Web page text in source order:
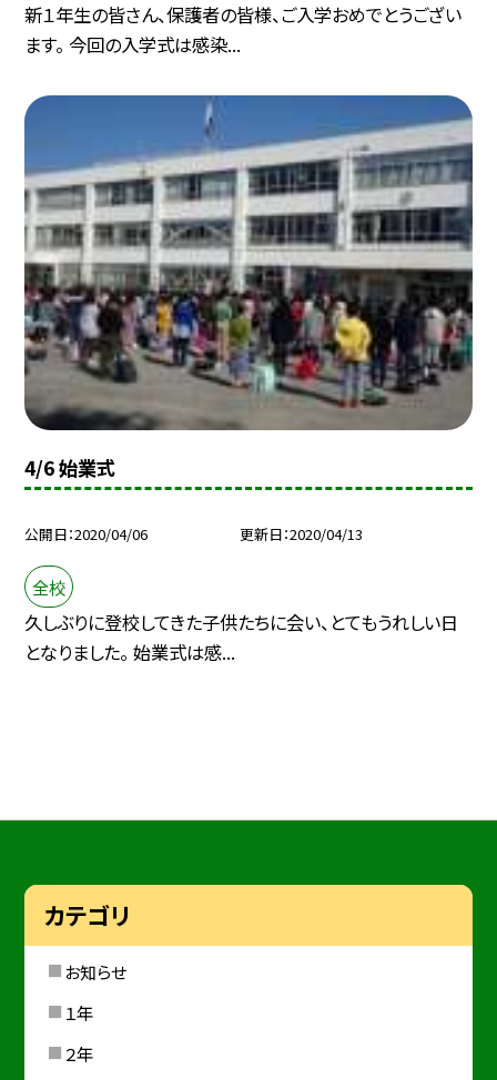
新１年生の皆さん、保護者の皆様、ご入学おめでとうござい
ます。 今回の入学式は感染...
4/6 始業式
公開日 2020/04/06 更新日 2020/04/13
全校
久しぶりに登校してきた子供たちに会い、とてもうれしい日
となりました。 始業式は感...
カテゴリ
お知らせ
１年
２年